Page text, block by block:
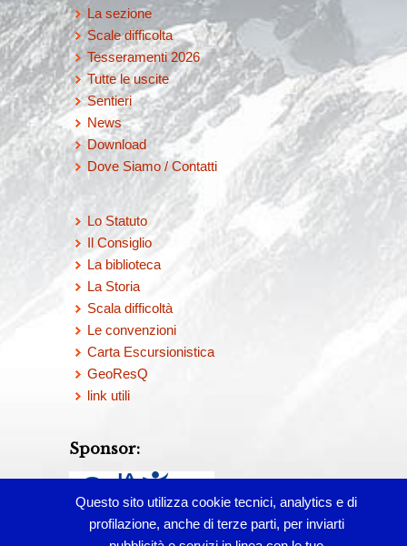
La sezione
Scale difficolta
Tesseramenti 2026
Tutte le uscite
Sentieri
News
Download
Dove Siamo / Contatti
Lo Statuto
Il Consiglio
La biblioteca
La Storia
Scala difficoltà
Le convenzioni
Carta Escursionistica
GeoResQ
link utili
Sponsor:
Questo sito utilizza cookie tecnici, analytics e di
profilazione, anche di terze parti, per inviarti